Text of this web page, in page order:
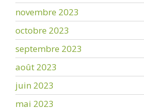
novembre 2023
octobre 2023
septembre 2023
août 2023
juin 2023
mai 2023